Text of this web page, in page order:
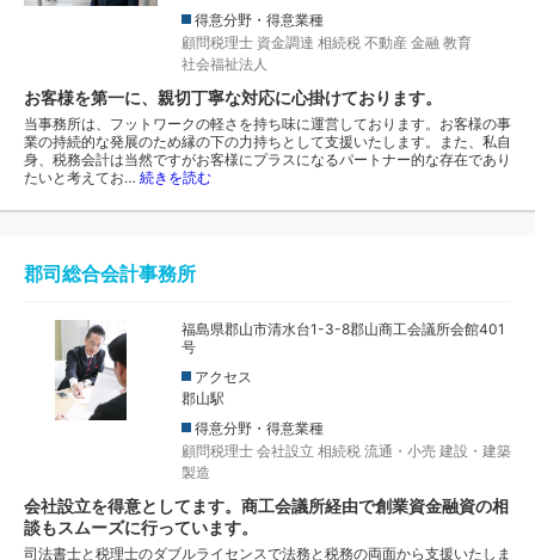
得意分野・得意業種
顧問税理士 資金調達 相続税 不動産 金融 教育
社会福祉法人
お客様を第一に、親切丁寧な対応に心掛けております。
当事務所は、フットワークの軽さを持ち味に運営しております。お客様の事
業の持続的な発展のため縁の下の力持ちとして支援いたします。また、私自
身、税務会計は当然ですがお客様にプラスになるパートナー的な存在であり
たいと考えてお… 続きを読む
郡司総合会計事務所
福島県郡山市清水台1-3-8郡山商工会議所会館401
号
アクセス
郡山駅
得意分野・得意業種
顧問税理士 会社設立 相続税 流通・小売 建設・建築
製造
会社設立を得意としてます。商工会議所経由で創業資金融資の相
談もスムーズに行っています。
司法書士と税理士のダブルライセンスで法務と税務の両面から支援いたしま